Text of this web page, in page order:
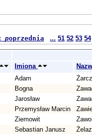
poprzednia ... 51 52 53 54
Imiona
Adam
Bogna
Jarosław
Przemysław Marcin
Ziemowit
Sebastian Janusz